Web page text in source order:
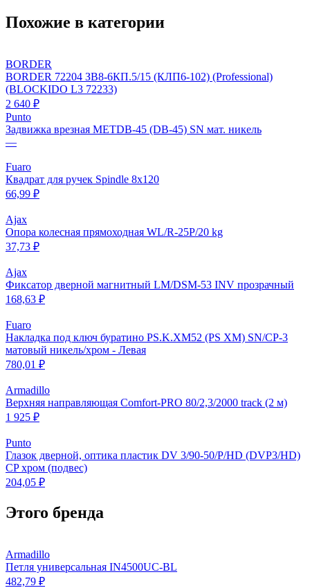
Похожие в категории
BORDER
BORDER 72204 ЗВ8-6КП.5/15 (КЛП6-102) (Professional)
(BLOCKIDO L3 72233)
2 640 ₽
Punto
Задвижка врезная METDB-45 (DB-45) SN мат. никель
—
Fuaro
Квадрат для ручек Spindle 8х120
66,99 ₽
Ajax
Опора колесная прямоходная WL/R-25P/20 kg
37,73 ₽
Ajax
Фиксатор дверной магнитный LM/DSM-53 INV прозрачный
168,63 ₽
Fuaro
Накладка под ключ буратино PS.K.XM52 (PS XM) SN/CP-3
матовый никель/хром - Левая
780,01 ₽
Armadillo
Верхняя направляющая Comfort-PRO 80/2,3/2000 track (2 м)
1 925 ₽
Punto
Глазок дверной, оптика пластик DV 3/90-50/P/HD (DVP3/HD)
CP хром (подвес)
204,05 ₽
Этого бренда
Armadillo
Петля универсальная IN4500UC-BL
482,79 ₽